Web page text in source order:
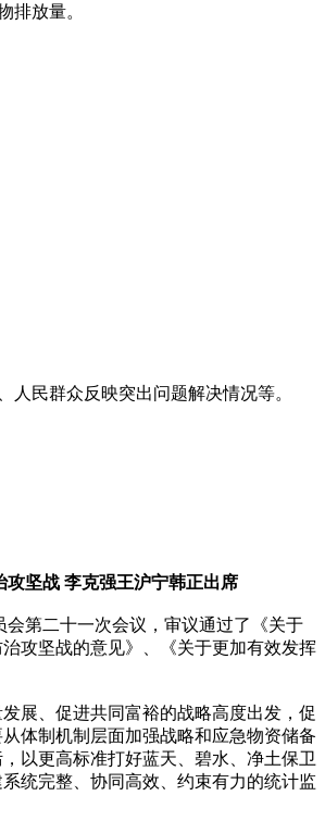
排放量。
民群众反映突出问题解决情况等。
坚战 李克强王沪宁韩正出席
第二十一次会议，审议通过了《关于
攻坚战的意见》、《关于更加有效发挥
展、促进共同富裕的战略高度出发，促
体制机制层面加强战略和应急物资储备
以更高标准打好蓝天、碧水、净土保卫
统完整、协同高效、约束有力的统计监